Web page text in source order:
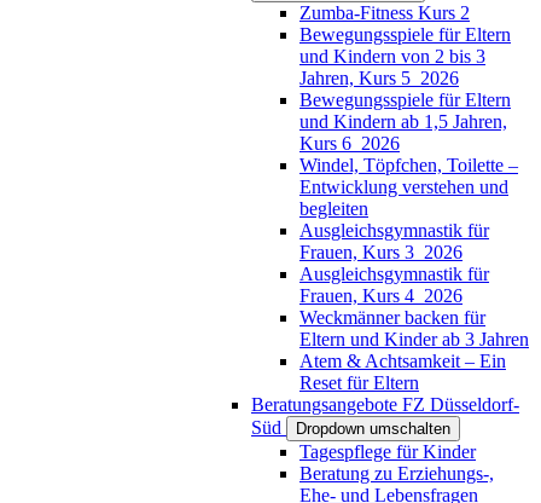
Zumba-Fitness Kurs 2
Bewegungsspiele für Eltern
und Kindern von 2 bis 3
Jahren, Kurs 5_2026
Bewegungsspiele für Eltern
und Kindern ab 1,5 Jahren,
Kurs 6_2026
Windel, Töpfchen, Toilette –
Entwicklung verstehen und
begleiten
Ausgleichsgymnastik für
Frauen, Kurs 3_2026
Ausgleichsgymnastik für
Frauen, Kurs 4_2026
Weckmänner backen für
Eltern und Kinder ab 3 Jahren
Atem & Achtsamkeit – Ein
Reset für Eltern
Beratungsangebote FZ Düsseldorf-
Süd
Dropdown umschalten
Tagespflege für Kinder
Beratung zu Erziehungs-,
Ehe- und Lebensfragen